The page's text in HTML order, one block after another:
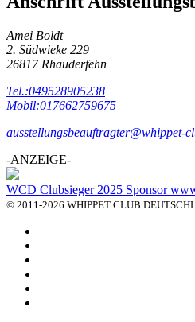
Amei Boldt
2. Südwieke 229
26817 Rhauderfehn
Tel.:049528905238
Mobil:017662759675
ausstellungsbeauftragter@whippet-
-ANZEIGE-
WCD Clubsieger 2025 Sponsor
© 2011-2026 WHIPPET CLUB